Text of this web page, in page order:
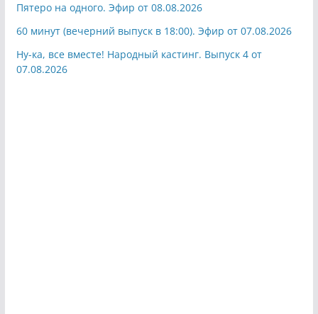
Пятеро на одного. Эфир от 08.08.2026
60 минут (вечерний выпуск в 18:00). Эфир от 07.08.2026
Ну-ка, все вместе! Народный кастинг. Выпуск 4 от
07.08.2026